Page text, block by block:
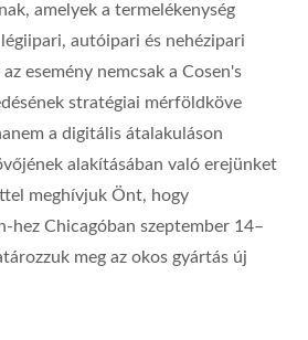
amelyek a termelékenység
autóipari és nehézipari
esemény nemcsak a Cosen's
stratégiai mérföldköve
a digitális átalakuláson
alakításában való erejünket
meghívjuk Önt, hogy
hez Chicagóban szeptember 14–
meg az okos gyártás új